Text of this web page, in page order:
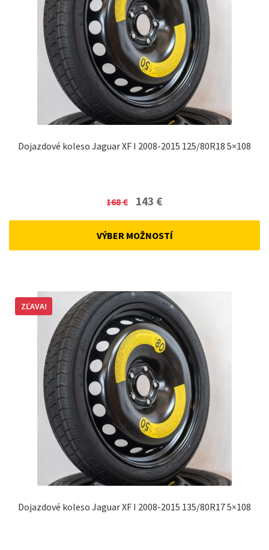
Dojazdové koleso Jaguar XF I 2008-2015 125/80R18 5×108
168€
Original
was:
143 €Current
VÝBER MOŽNOSTÍ
Dojazdové koleso Jaguar XF I 2008-2015 135/80R17 5×108
ZĽAVA!